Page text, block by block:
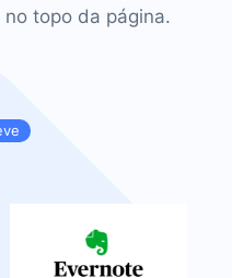
topo da página.